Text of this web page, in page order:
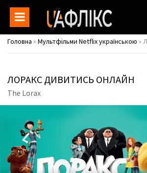
Головна » Мультфільми Netflix українською »
ЛОРАКС ДИВИТИСЬ ОНЛАЙН
The Lorax